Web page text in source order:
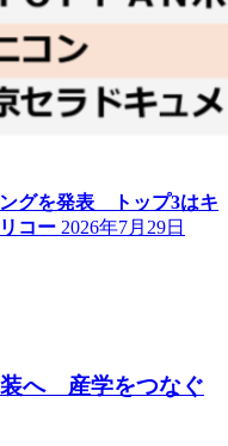
グを発表 トップ3はキ
コー 2026年7月29日
装へ 産学をつなぐ